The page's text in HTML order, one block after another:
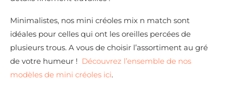
Minimalistes, nos mini créoles mix n match sont
idéales pour celles qui ont les oreilles percées de
plusieurs trous. A vous de choisir l’assortiment au gré
de votre humeur ! Découvrez l’ensemble de nos
modèles de mini créoles ici.